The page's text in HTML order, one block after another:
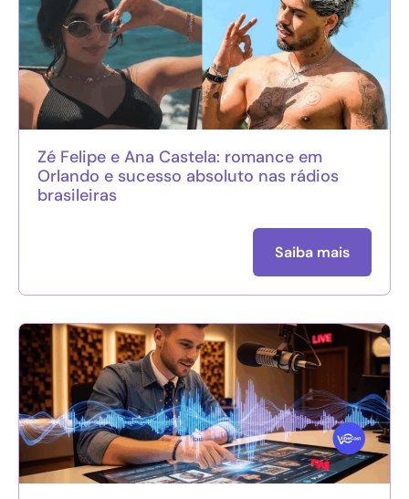
Zé Felipe e Ana Castela: romance em
Orlando e sucesso absoluto nas rádios
brasileiras
Saiba mais